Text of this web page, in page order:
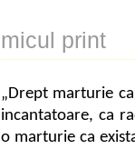
micul print
„Drept marturie
incantatoare, ca
o marturie ca